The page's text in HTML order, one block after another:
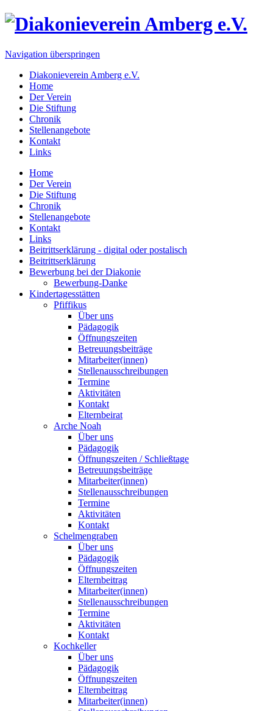
Navigation überspringen
Diakonieverein Amberg e.V.
Home
Der Verein
Die Stiftung
Chronik
Stellenangebote
Kontakt
Links
Home
Der Verein
Die Stiftung
Chronik
Stellenangebote
Kontakt
Links
Beitrittserklärung - digital oder postalisch
Beitrittserklärung
Bewerbung bei der Diakonie
Bewerbung-Danke
Kindertagesstätten
Pfiffikus
Über uns
Pädagogik
Öffnungszeiten
Betreuungsbeiträge
Mitarbeiter(innen)
Stellenausschreibungen
Termine
Aktivitäten
Kontakt
Elternbeirat
Arche Noah
Über uns
Pädagogik
Öffnungszeiten / Schließtage
Betreuungsbeiträge
Mitarbeiter(innen)
Stellenausschreibungen
Termine
Aktivitäten
Kontakt
Schelmengraben
Über uns
Pädagogik
Öffnungszeiten
Elternbeitrag
Mitarbeiter(innen)
Stellenausschreibungen
Termine
Aktivitäten
Kontakt
Kochkeller
Über uns
Pädagogik
Öffnungszeiten
Elternbeitrag
Mitarbeiter(innen)